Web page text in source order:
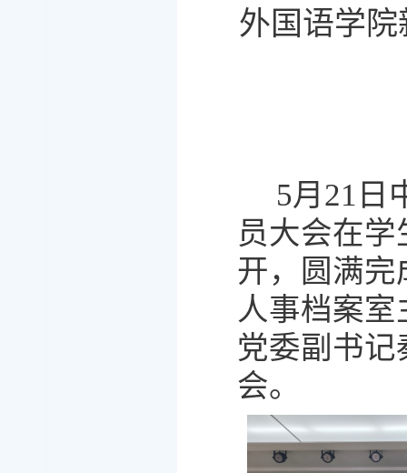
外国语学
5月21日
员大会在
开，圆满完
人事档案
党委副书记
会。